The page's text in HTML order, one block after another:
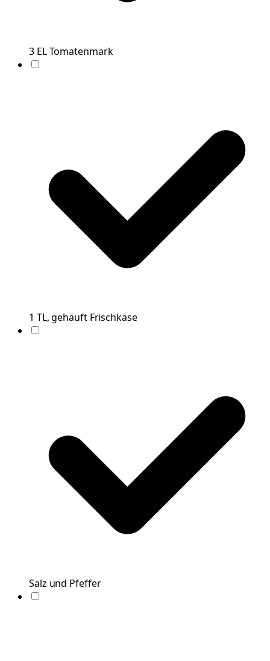
3 ELTomatenmark
1 TL, gehäuft Frischkäse
Salz und Pfeffer